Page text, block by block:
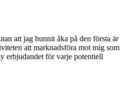
att jag hunnit åka på den första är
att marknadsföra mot mig som
erbjudandet för varje potentiell